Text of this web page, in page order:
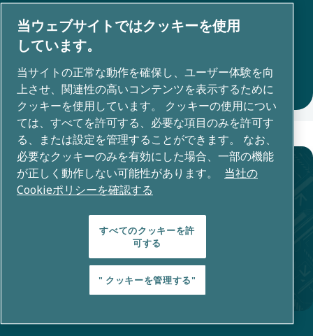
し、バリューチェーン全体で資源効率を優先す
ることで、気候変動の差し迫った課題に取り組
んでいます。
関連するブログをすべて表示
〒105-0011 東京都港区芝公園1-1-1
住友不動産御成門タワー8F
81 (0)3 6809 1739
Fax: +81 (0)3 6809 1743
当ウェブサイトではクッキーを使用
しています。
当サイトの正常な動作を確保し、ユーザー体験を向
上させ、関連性の高いコンテンツを表示するために
クッキーを使用しています。 クッキーの使用につい
ては、すべてを許可する、必要な項目のみを許可す
る、または設定を管理することができます。 なお、
必要なクッキーのみを有効にした場合、一部の機能
が正しく動作しない可能性があります。
当社の
Cookieポリシーを確認する
すべてのクッキーを許
可する
" クッキーを管理する"